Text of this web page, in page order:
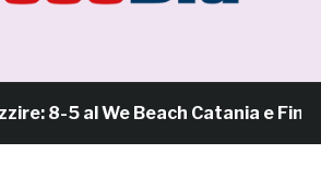
al We Beach Catania e Finale